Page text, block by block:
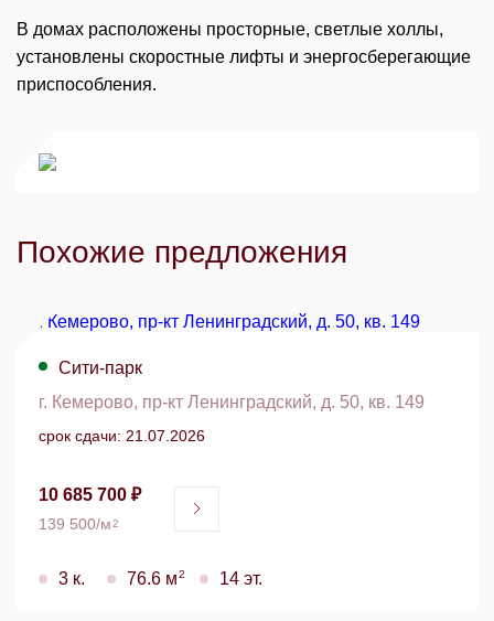
В домах расположены просторные, светлые холлы,
установлены скоростные лифты и энергосберегающие
приспособления.
Похожие предложения
Сити-парк
г. Кемерово, пр-кт Ленинградский, д. 50, кв. 149
срок сдачи: 21.07.2026
10 685 700 ₽
139 500/м2
3 к. 76.6 м2 14 эт.